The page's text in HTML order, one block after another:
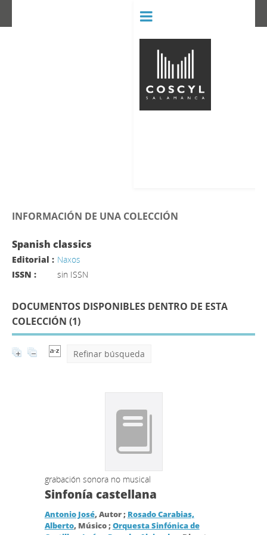
INFORMACIÓN DE UNA COLECCIÓN
Spanish classics
Editorial : Naxos
ISSN :
sin ISSN
DOCUMENTOS DISPONIBLES DENTRO DE ESTA
COLECCIÓN (1)
Refinar búsqueda
grabación sonora no musical
Sinfonía castellana
Antonio José, Autor ; Rosado Carabias,
Alberto, Músico ;Orquesta Sinfónica de